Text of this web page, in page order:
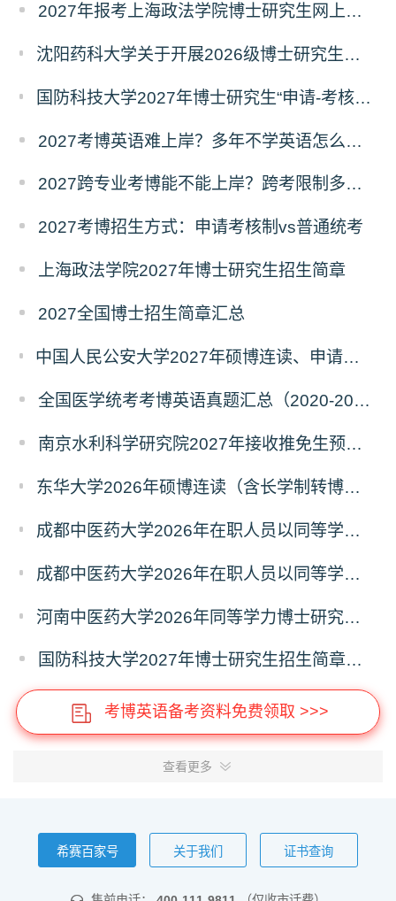
2027年报考上海政法学院博士研究生网上报名公告
沈阳药科大学关于开展2026级博士研究生录取后信息采集及档案调取等相关工作的通知
国防科技大学2027年博士研究生“申请-考核”制招生专业基础笔试考试大纲
2027考博英语难上岸？多年不学英语怎么备考？
2027跨专业考博能不能上岸？跨考限制多不多？
2027考博招生方式：申请考核制vs普通统考
上海政法学院2027年博士研究生招生简章
2027全国博士招生简章汇总
中国人民公安大学2027年硕博连读、申请考核、本科直博博士研究生招生报名事宜的通知
全国医学统考考博英语真题汇总（2020-2026年）
南京水利科学研究院2027年接收推免生预报名公告
东华大学2026年硕博连读（含长学制转博）博士研究生拟录取名单公示
成都中医药大学2026年在职人员以同等学力申请中西医结合博士学术学位招生章程
成都中医药大学2026年在职人员以同等学力申请中医博士专业学位招生章程
河南中医药大学2026年同等学力博士研究生招生拟进入复试人员名单公示
国防科技大学2027年博士研究生招生简章（预发版）
考博英语备考资料免费领取 >>>
查看更多
希赛百家号 关于我们 证书查询